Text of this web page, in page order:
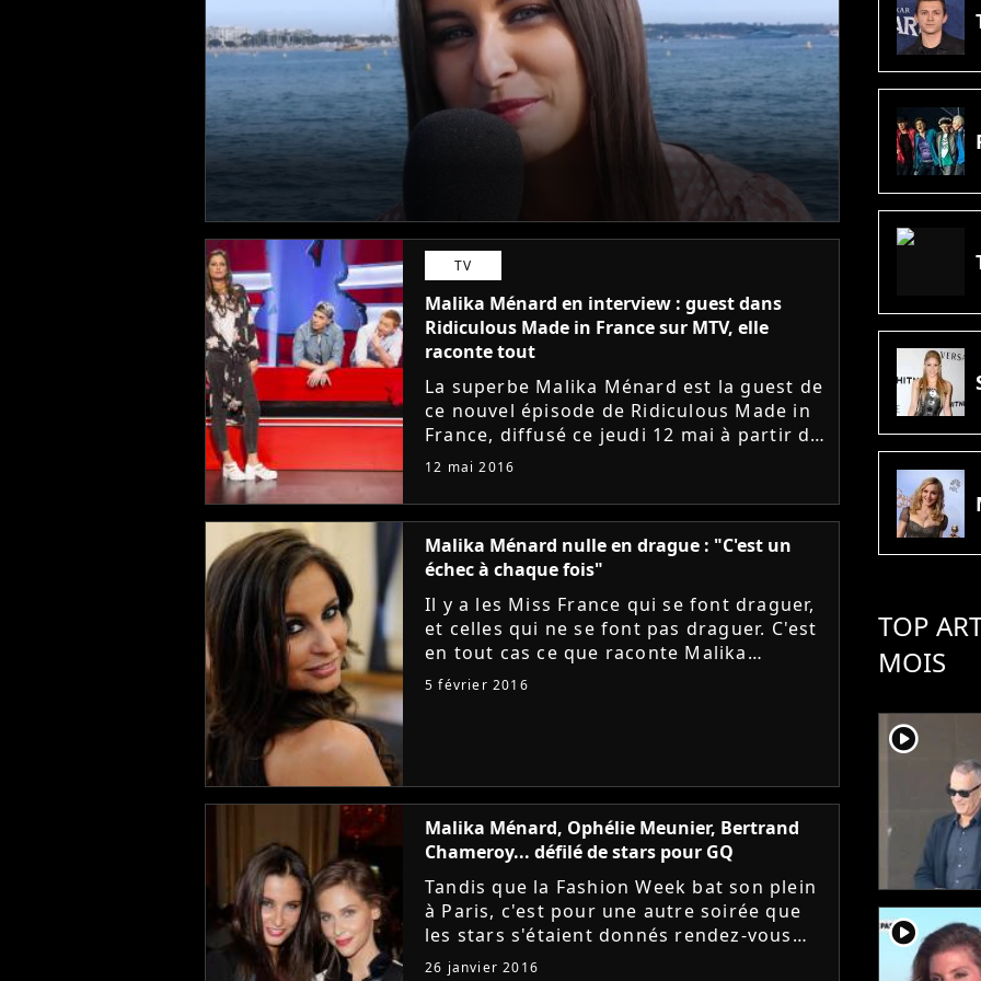
TV
Malika Ménard en interview : guest dans
Ridiculous Made in France sur MTV, elle
raconte tout
La superbe Malika Ménard est la guest de
ce nouvel épisode de Ridiculous Made in
France, diffusé ce jeudi 12 mai à partir de
22h30 sur MTV. Aux côtés de JB Goupil,
12 mai 2016
Malika Ménard nulle en drague : "C'est un
échec à chaque fois"
Il y a les Miss France qui se font draguer,
et celles qui ne se font pas draguer. C'est
en tout cas ce que raconte Malika
Ménard. La jolie brune assure que
5 février 2016
Malika Ménard, Ophélie Meunier, Bertrand
Chameroy... défilé de stars pour GQ
Tandis que la Fashion Week bat son plein
à Paris, c'est pour une autre soirée que
les stars s'étaient donnés rendez-vous
hier, lundi 25 janvier, à l'hôtel Shangri-La
26 janvier 2016
TOP
MOIS
player2
player2